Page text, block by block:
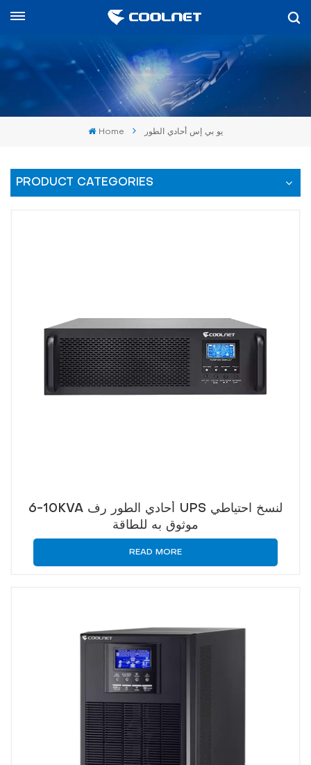
Home يو بي إس أحادي الطور
PRODUCT CATEGORIES
6-10KVA أحادي الطور رف UPS لنسخ احتياطي
موثوق به للطاقة
READ MORE